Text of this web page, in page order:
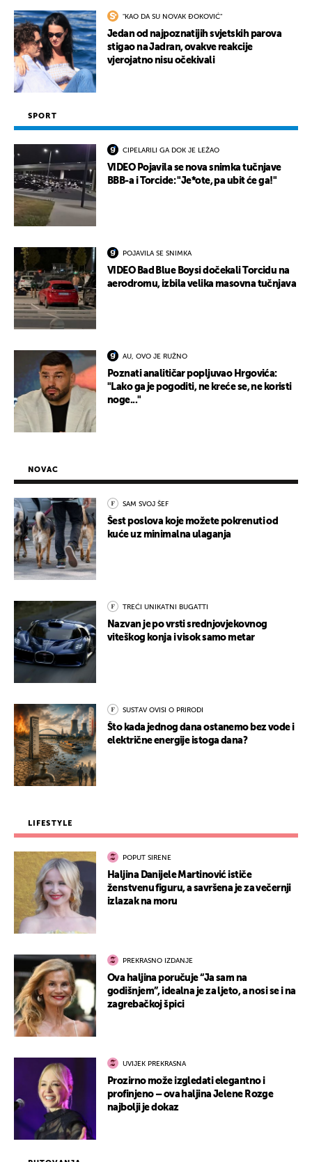
"KAO DA SU NOVAK ĐOKOVIĆ"
Jedan od najpoznatijih svjetskih parova
stigao na Jadran, ovakve reakcije
vjerojatno nisu očekivali
SPORT
CIPELARILI GA DOK JE LEŽAO
VIDEO Pojavila se nova snimka tučnjave
BBB-a i Torcide: "Je*ote, pa ubit će ga!"
POJAVILA SE SNIMKA
VIDEO Bad Blue Boysi dočekali Torcidu na
aerodromu, izbila velika masovna tučnjava
AU, OVO JE RUŽNO
Poznati analitičar popljuvao Hrgovića:
"Lako ga je pogoditi, ne kreće se, ne koristi
noge..."
NOVAC
SAM SVOJ ŠEF
Šest poslova koje možete pokrenuti od
kuće uz minimalna ulaganja
TREĆI UNIKATNI BUGATTI
Nazvan je po vrsti srednjovjekovnog
viteškog konja i visok samo metar
SUSTAV OVISI O PRIRODI
Što kada jednog dana ostanemo bez vode i
električne energije istoga dana?
LIFESTYLE
POPUT SIRENE
Haljina Danijele Martinović ističe
ženstvenu figuru, a savršena je za večernji
izlazak na moru
PREKRASNO IZDANJE
Ova haljina poručuje “Ja sam na
godišnjem”, idealna je za ljeto, a nosi se i na
zagrebačkoj špici
UVIJEK PREKRASNA
Prozirno može izgledati elegantno i
profinjeno – ova haljina Jelene Rozge
najbolji je dokaz